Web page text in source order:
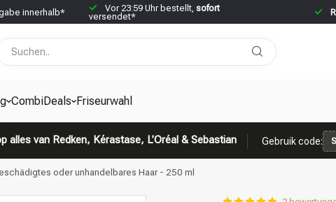
innerhalb* Vor 23:59 Uhr bestellt, sofort
versendet*
CombiDeals Friseurwahl
alles van Redken, Kérastase, L’Oréal & Sebastian Gebruik code:
oder unhandelbares Haar - 250 ml